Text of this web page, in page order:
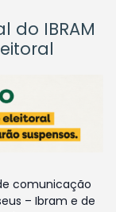
do IBRAM
comunicação
– Ibram e de